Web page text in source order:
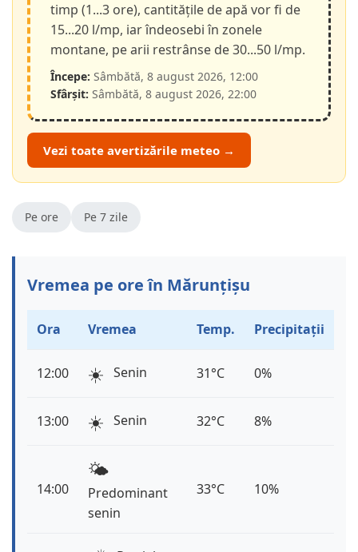
timp (1...3 ore), cantitățile de apă vor fi de
15...20 l/mp, iar îndeosebi în zonele
montane, pe arii restrânse de 30...50 l/mp.
Începe: Sâmbătă, 8 august 2026, 12:00
Sfârșit: Sâmbătă, 8 august 2026, 22:00
Vezi toate avertizările meteo →
Pe ore Pe 7 zile
Vremea pe ore în Mărunțișu
Ora Vremea Temp. Precipitații
12:00 ☀️ Senin 31°C 0%
13:00 ☀️ Senin 32°C 8%
14:00
🌤️
Predominant
senin
33°C 10%